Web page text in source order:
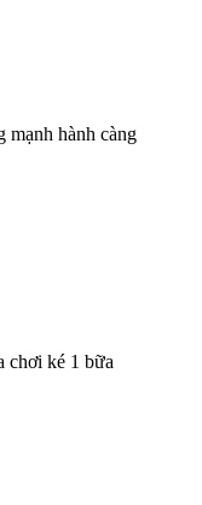
mạnh hành càng
chơi ké 1 bữa